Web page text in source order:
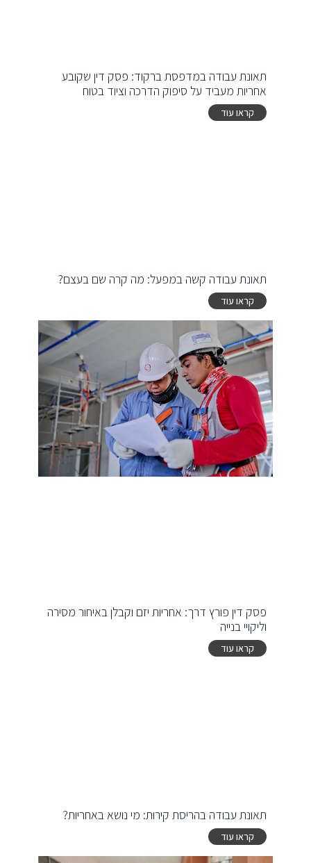
תאונת עבודה במדפסת ברקוד: פסק דין שקובע
אחריות מעביד על סיפוק הדרכה וציוד בטוח
קראו עוד
תאונת עבודה קשה במפעל: מה קרה שם בעצם?
קראו עוד
פסק דין פורץ דרך: אחריות יזם וקבלן באיחור מסירה
וליקויי בנייה
קראו עוד
תאונת עבודה בהריסת קירות: מי נושא באחריות?
קראו עוד